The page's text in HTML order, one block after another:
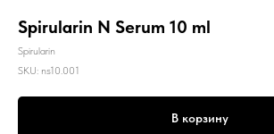
Spirularin N Serum 10 ml
Spirularin
SKU: ns10.001
В корзину